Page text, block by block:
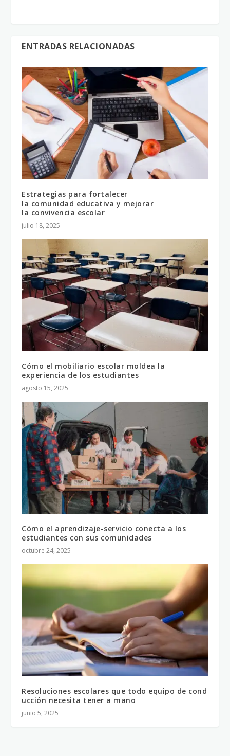
ENTRADAS RELACIONADAS
Estrategias para fortalecer
la comunidad educativa y mejorar
la convivencia escolar
julio 18, 2025
Cómo el mobiliario escolar moldea la
experiencia de los estudiantes
agosto 15, 2025
Cómo el aprendizaje-servicio conecta a los
estudiantes con sus comunidades
octubre 24, 2025
Resoluciones escolares que todo equipo de cond
ucción necesita tener a mano
junio 5, 2025